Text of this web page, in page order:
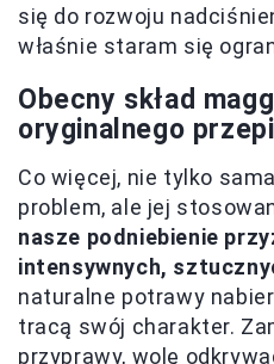
się do rozwoju
właśnie staram się
Obecny skład
oryginalnego
Co więcej, nie tylko
problem, ale jej
nasze podniebienie
intensywnych,
naturalne potrawy
tracą swój charakter.
przyprawy, wolę